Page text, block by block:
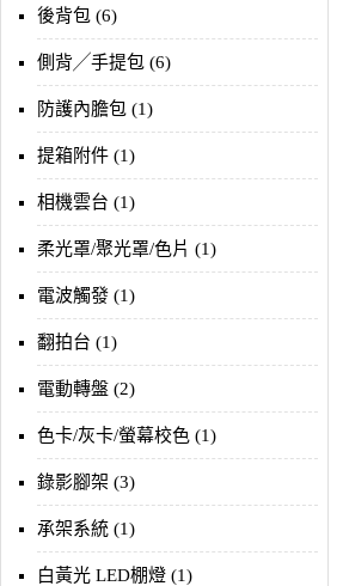
後背包 (6)
側背╱手提包 (6)
防護內膽包 (1)
提箱附件 (1)
相機雲台 (1)
柔光罩/聚光罩/色片 (1)
電波觸發 (1)
翻拍台 (1)
電動轉盤 (2)
色卡/灰卡/螢幕校色 (1)
錄影腳架 (3)
承架系統 (1)
白黃光 LED棚燈 (1)